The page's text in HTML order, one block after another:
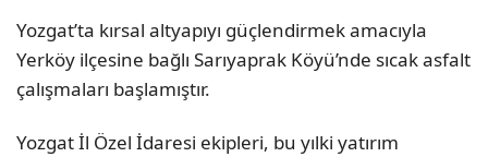
Yozgat’ta kırsal altyapıyı güçlendirmek amacıyla
Yerköy ilçesine bağlı Sarıyaprak Köyü’nde sıcak asfalt
çalışmaları başlamıştır.
Yozgat İl Özel İdaresi ekipleri, bu yılki yatırım